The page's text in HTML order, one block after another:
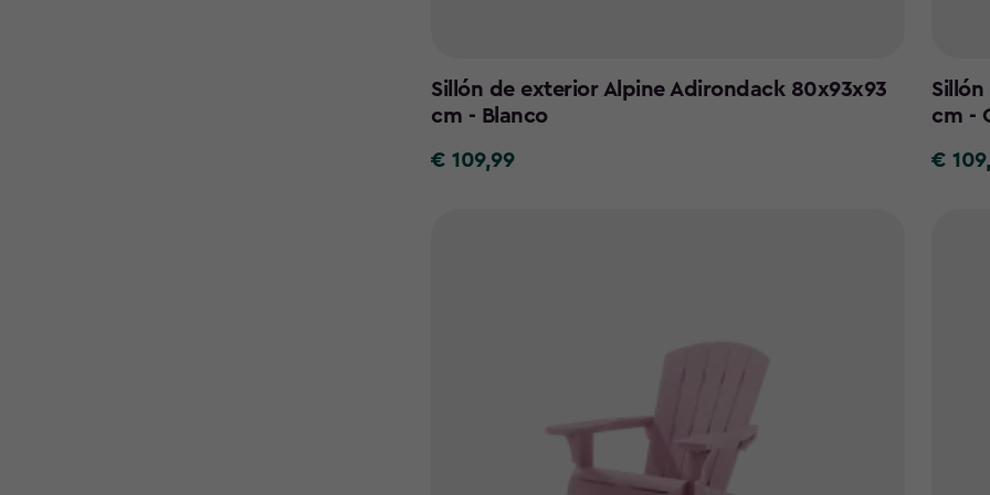
Sillón de exterior Alpine Adirondack 80x93x93
cm - Blanco
€
€ 109,99
cm -
€
€